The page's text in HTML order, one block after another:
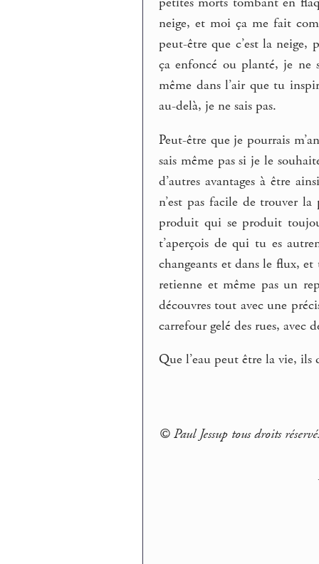
neige, et moi ça me fait
peut-être que c’est la neige,
ça enfoncé ou planté, je ne
même dans l’air que tu
au-delà, je ne sais pas.
Peut-être que je pourrais
sais même pas si je le
d’autres avantages à être
n’est pas facile de trouver la
produit qui se produit
t’aperçois de qui tu es
changeants et dans le flux,
retienne et même pas un
découvres tout avec une
carrefour gelé des rues, avec
Que l’eau peut être la vie, ils
© Paul Jessup tous droits